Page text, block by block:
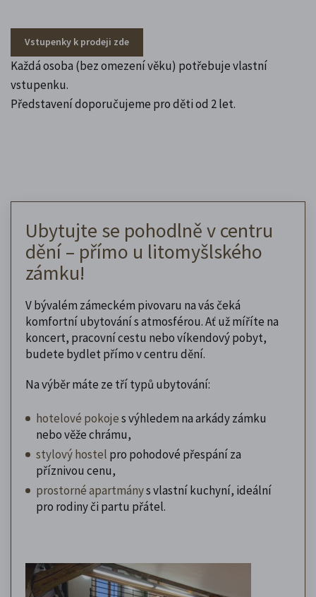
Vstupenky k prodeji zde
Každá osoba (bez omezení věku) potřebuje vlastní
vstupenku.
Představení doporučujeme pro děti od 2 let.
Ubytujte se pohodlně v centru
dění – přímo u litomyšlského
zámku!
V bývalém zámeckém pivovaru na vás čeká
komfortní ubytování s atmosférou. Ať už míříte na
koncert, pracovní cestu nebo víkendový pobyt,
budete bydlet přímo v centru dění.
Na výběr máte ze tří typů ubytování:
hotelové pokojes výhledem na arkády zámku
nebo věže chrámu,
stylový hostel pro pohodové přespání za
příznivou cenu,
prostorné apartmánys vlastní kuchyní, ideální
pro rodiny či partu přátel.